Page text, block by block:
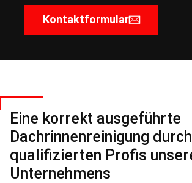
Kontaktformular
Eine korrekt ausgeführte
Dachrinnenreinigung
qualifizierten Profis
Unternehmens